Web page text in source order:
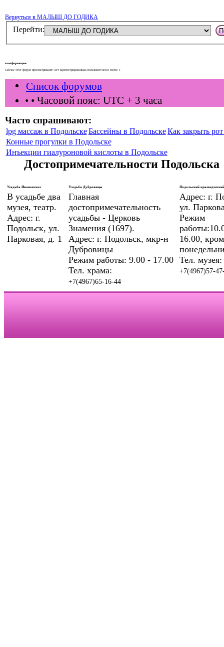
Вернуться в МАЛЫШ ДО ГОДИКА
Перейти:
конференции
Сейчас этот форум просматривают: нет зарегистрированных пользователей и гости: 1
Список форумов
• • Часовой пояс: UTC + 3 часа
Часто спрашивают:
lpg массаж в Подольске Бассейны в ПодольскеКак закрыть
Конные прогулки в Подольске
Инъекции гиалуроновой кислоты в Подольске
Достопримечательности Подольска
Усадьба Ивановское
В усадьбе два
музея, театр.
Адрес: г.
Подольск, ул.
Парковая, д. 1
Усадьба Дубровицы
Главная
достопримечательность
усадьбы - Церковь
Знамения (1697).
Адрес: г. Подольск, мкр-н
Дубровицы
Режим работы: 9.00 - 17.00
Тел. храма:
+7(4967)65-16-44
Подольский
Адрес: г.
ул.
Режим
16.00,
Тел. музея:
+7(4967)57-